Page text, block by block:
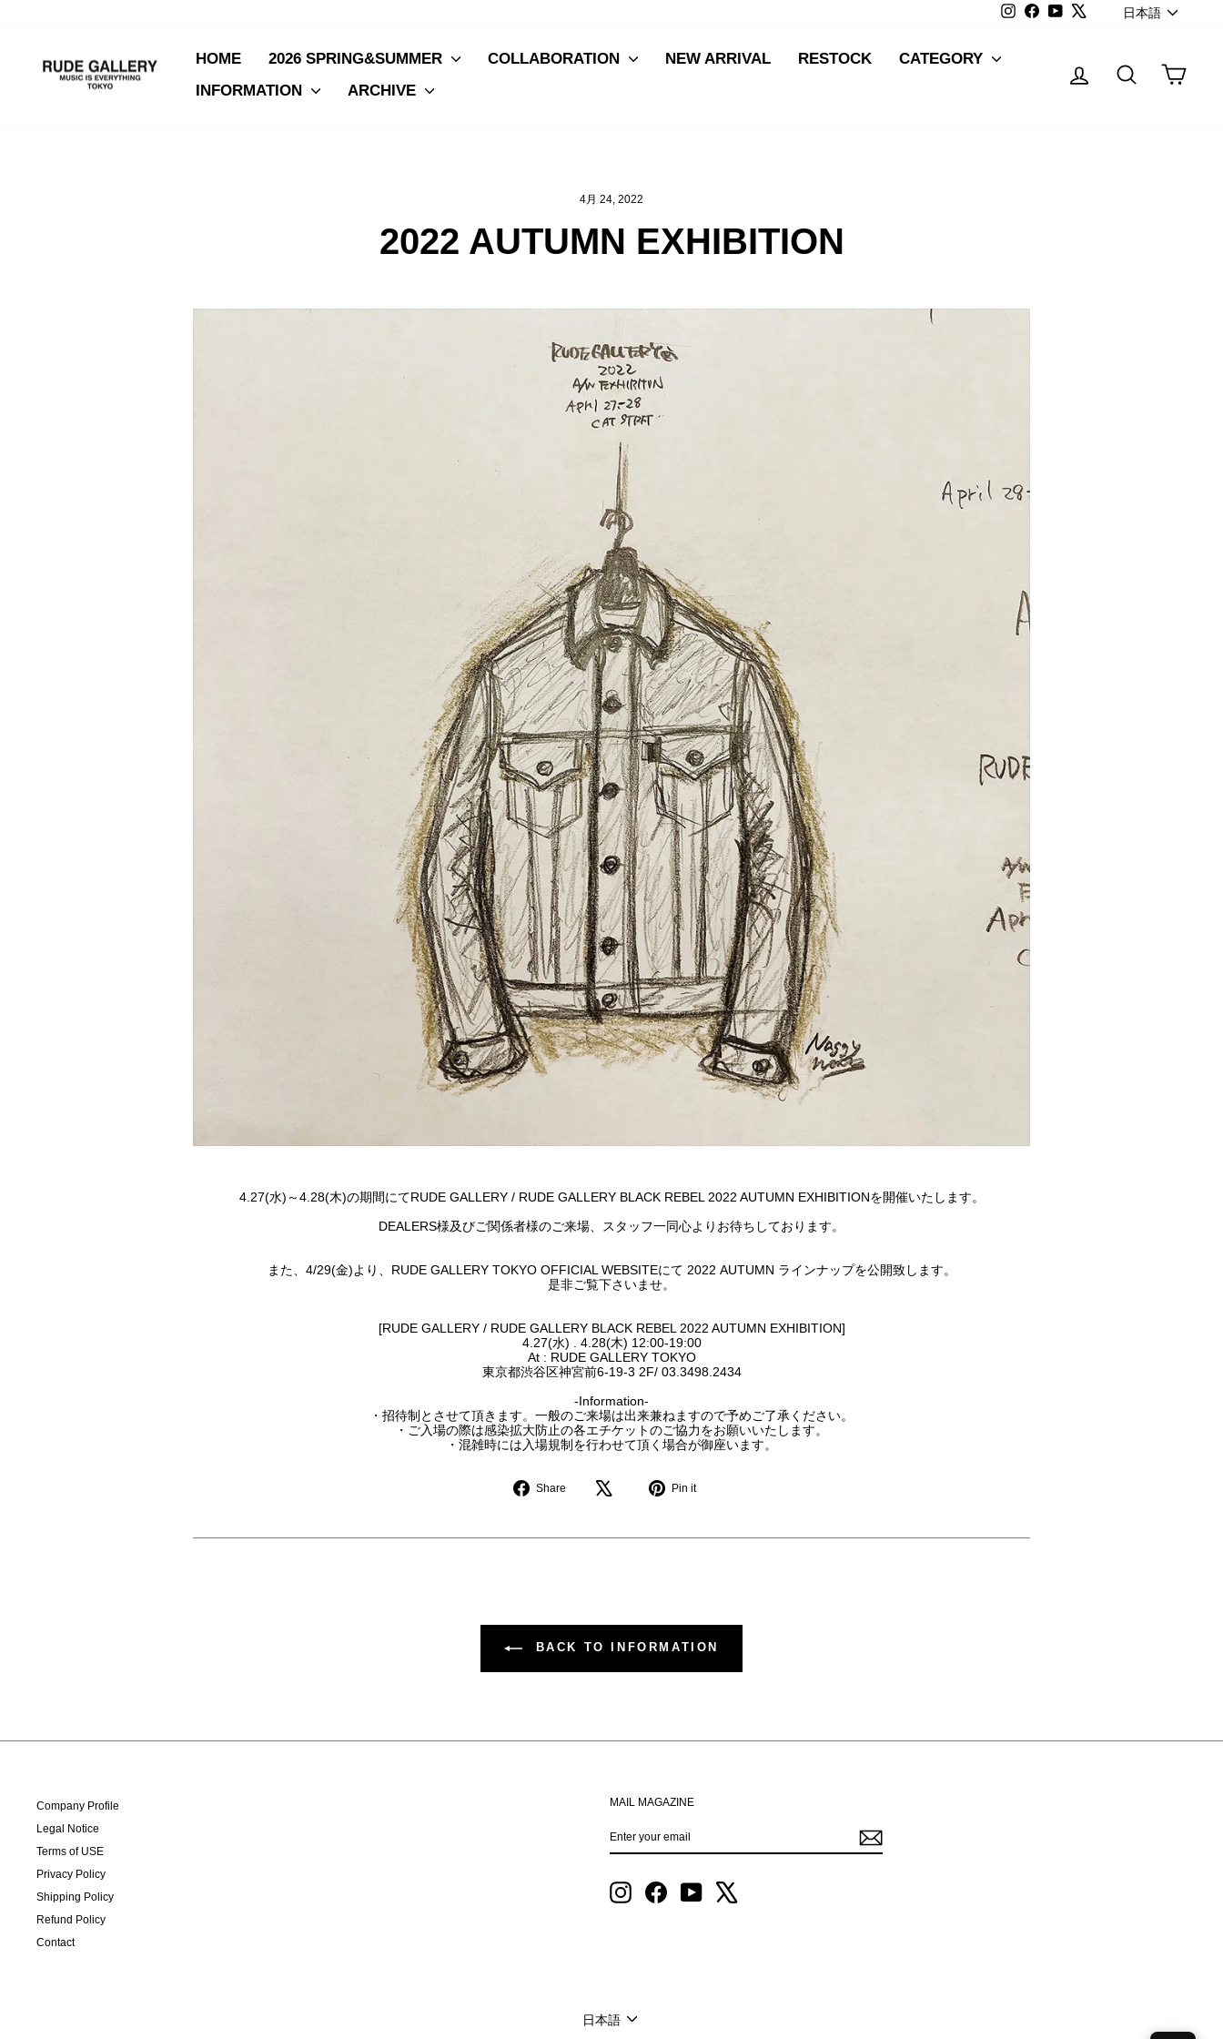
InstagramFacebook
YouTube 日本語
HOME 2026 SPRING&SUMMER COLLABORATION NEW ARRIVAL RESTOCK
CATEGORY
INFORMATION
ARCHIVE
Log in SearchCart
4月 24, 2022
2022 AUTUMN EXHIBITION
4.27(水)～4.28(木)の期間にてRUDE GALLERY / RUDE GALLERY BLACK REBEL 2022 AUTUMN EXHIBITIONを開催いたします。
DEALERS様及びご関係者様のご来場、スタッフ一同心よりお待ちしております。
また、4/29(金)より、RUDE GALLERY TOKYO OFFICIAL WEBSITEにて 2022 AUTUMN ラインナップを公開致します。
是非ご覧下さいませ。
[RUDE GALLERY / RUDE GALLERY BLACK REBEL 2022 AUTUMN EXHIBITION]
4.27(水) . 4.28(木) 12:00-19:00
At : RUDE GALLERY TOKYO
東京都渋谷区神宮前6-19-3 2F/ 03.3498.2434
-Information-
・招待制とさせて頂きます。一般のご来場は出来兼ねますので予めご了承ください。
・ご入場の際は感染拡大防止の各エチケットのご協力をお願いいたします。
・混雑時には入場規制を行わせて頂く場合が御座います。
Share
Share
Pin it
BACK TO INFORMATION
Company Profile
Legal Notice
Terms of USE
Privacy Policy
Shipping Policy
Refund Policy
Contact
MAIL MAGAZINE
YOUR
EMAIL
InstagramFacebookYouTube
LANGUAGE
日本語